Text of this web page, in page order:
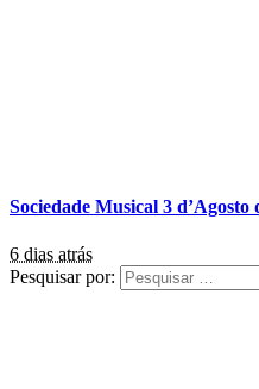
Sociedade Musical 3 d’Agosto
6 dias atrás
Pesquisar por: